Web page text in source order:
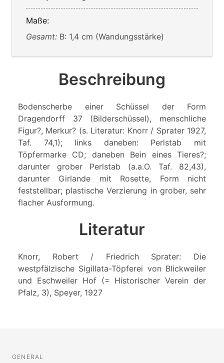
Maße:
Gesamt: B: 1,4 cm (Wandungsstärke)
Beschreibung
Bodenscherbe einer Schüssel der Form
Dragendorff 37 (Bilderschüssel), menschliche
Figur?, Merkur? (s. Literatur: Knorr / Sprater 1927,
Taf. 74,1); links daneben: Perlstab mit
Töpfermarke CD; daneben Bein eines Tieres?;
darunter grober Perlstab (a.a.O. Taf. 82,43),
darunter Girlande mit Rosette, Form nicht
feststellbar; plastische Verzierung in grober, sehr
flacher Ausformung.
Literatur
Knorr, Robert / Friedrich Sprater: Die
westpfälzische Sigillata-Töpferei von Blickweiler
und Eschweiler Hof (= Historischer Verein der
Pfalz, 3), Speyer, 1927
GENERAL